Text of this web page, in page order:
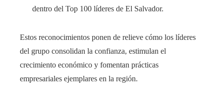
dentro del Top 100 líderes de El Salvador.
Estos reconocimientos ponen de relieve cómo los líderes
del grupo consolidan la confianza, estimulan el
crecimiento económico y fomentan prácticas
empresariales ejemplares en la región.